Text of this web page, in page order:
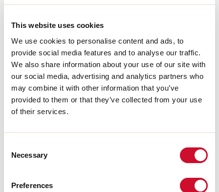
This website uses cookies
We use cookies to personalise content and ads, to
provide social media features and to analyse our traffic.
We also share information about your use of our site with
our social media, advertising and analytics partners who
may combine it with other information that you’ve
provided to them or that they’ve collected from your use
of their services.
Selection
Necessary
Preferences
/ Noli, Italia
APARTAMENTO